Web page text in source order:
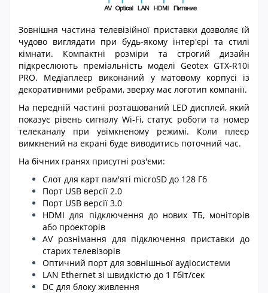
Зовнішня частина телевізійної приставки дозволяє їй
чудово виглядати при будь-якому інтер'єрі та стилі
кімнати. Компактні розміри та строгий дизайн
підкреслюють преміальність моделі Geotex GTX-R10i
PRO. Медіаплеєр виконаний у матовому корпусі із
декоративними ребрами, зверху має логотип компанії.
На передній частині розташований LED дисплей, який
показує рівень сигналу Wi-Fi, статус роботи та номер
телеканалу при увімкненому режимі. Коли плеєр
вимкнений на екрані буде виводитись поточний час.
На бічних гранях присутні роз'єми:
Слот для карт пам'яті microSD до 128 Гб
Порт USB версії 2.0
Порт USB версії 3.0
HDMI для підключення до нових ТБ, моніторів
або проекторів
AV рознімання для підключення приставки до
старих телевізорів
Оптичний порт для зовнішньої аудіосистеми
LAN Ethernet зі швидкістю до 1 Гбіт/сек
DC для блоку живлення